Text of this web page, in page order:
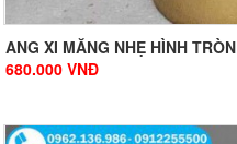
ANG XI MĂNG NHẸ HÌNH TRÒN
680.000 VNĐ